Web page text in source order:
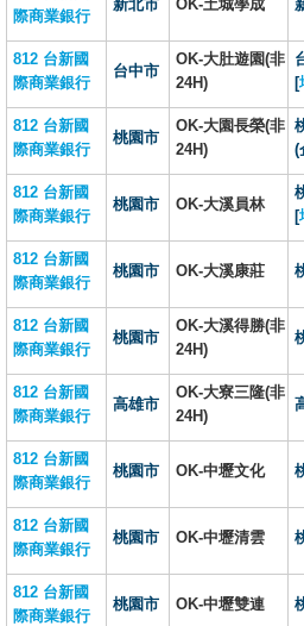
際商業銀行
新北市 OK-土城學成
812 台新國
際商業銀行
台中市
OK-大肚遊園(非
24H)
[
812 台新國
際商業銀行
桃園市
OK-大園長榮(非
24H)
(
812 台新國
際商業銀行
桃園市 OK-大溪員林
[
812 台新國
際商業銀行
桃園市 OK-大溪康莊
812 台新國
際商業銀行
桃園市
OK-大溪得勝(非
24H)
812 台新國
際商業銀行
高雄市
OK-大寮三隆(非
24H)
812 台新國
際商業銀行
桃園市 OK-中壢文化
812 台新國
際商業銀行
桃園市 OK-中壢清雲
812 台新國
際商業銀行
桃園市 OK-中壢雙連